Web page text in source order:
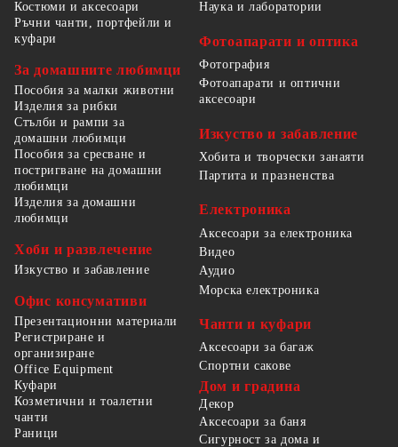
Костюми и аксесоари
Ръчни чанти, портфейли и
куфари
За домашните любимци
Пособия за малки животни
Изделия за рибки
Стълби и рампи за
домашни любимци
Пособия за сресване и
постригване на домашни
любимци
Изделия за домашни
любимци
Хоби и развлечение
Изкуство и забавление
Офис консумативи
Презентационни материали
Регистриране и
организиране
Office Equipment
Наука и лаборатории
Фотоапарати и оптика
Фотография
Фотоапарати и оптични
аксесоари
Изкуство и забавление
Хобита и творчески занаяти
Партита и празненства
Електроника
Аксесоари за електроника
Видео
Аудио
Морска електроника
Чанти и куфари
Аксесоари за багаж
Спортни сакове
Куфари
Козметични и тоалетни
чанти
Раници
Дом и градина
Декор
Аксесоари за баня
Сигурност за дома и